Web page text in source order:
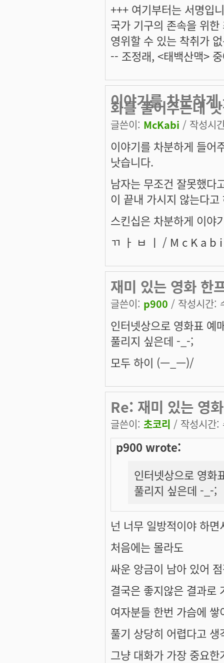
+++ 여기부터는 서명입
국가 기구의 존속을 위
영위할 수 있는 착취가
-- 조정래, <태백산맥>
이야기를 차분하
화를 풀어주는데
글쓴이: McKabi / 작성시
이야기를 차분하게 들어
낫습니다.
남자는 무조건 잘못했다
이 끝내 가시지 않는다
스킨십은 차분하게 이야
ㄲ ㅏ ㅂ ㅣ / M c K a
재미 있는 영화 한
글쓴이: p900 / 작성시간:
인터넷상으로 영화표 예
풀리지 싶은데 -_-;
모두 하이 (ㅡ_ㅡ)/
Re: 재미 있는 영
글쓴이: 초코리 / 작성시간
p900 wrote:
인터넷상으로 영화
풀리지 싶은데 -_-;
넌 너무 일방적이야 하
처음에는 몰라도
싸운 앙금이 남아 있어
결국은 좋지않은 결과로
여자분들 한번 가슴에 쌓
풀기 상당히 어렵다고 생
그냥 대화가 가장 중요한